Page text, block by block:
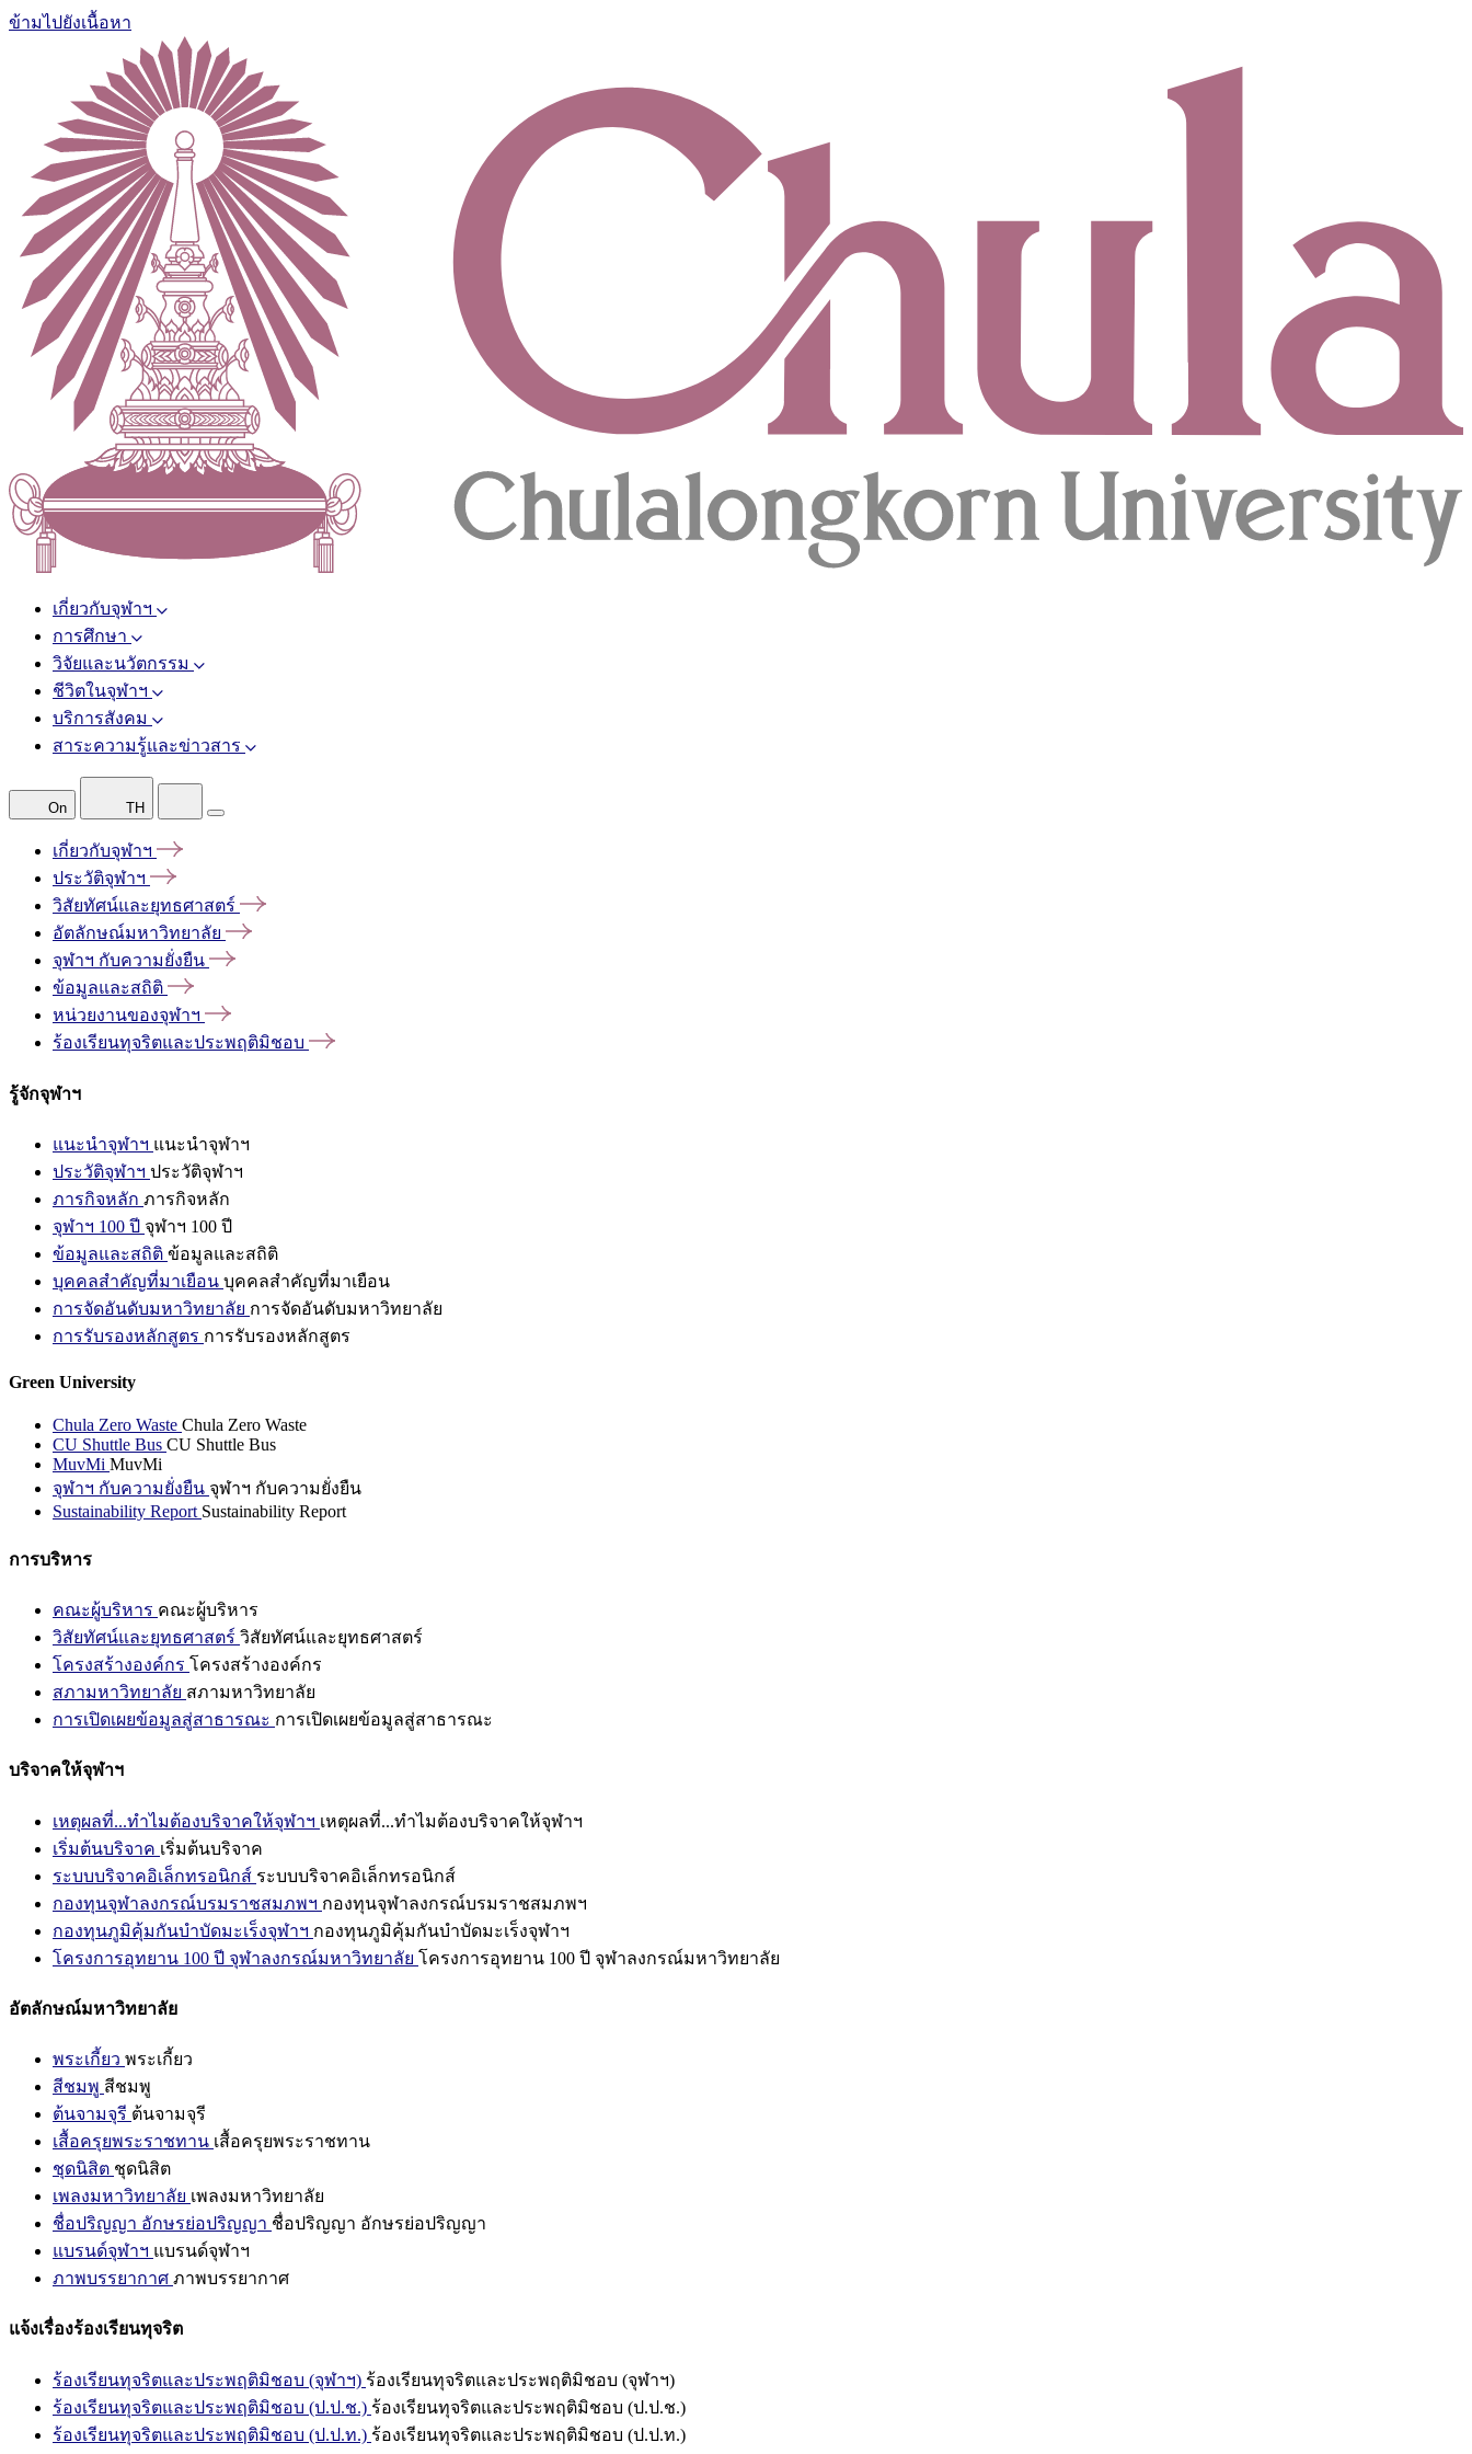
ข้ามไปยังเนื้อหา
เกี่ยวกับจุฬาฯ
การศึกษา
วิจัยและนวัตกรรม
ชีวิตในจุฬาฯ
บริการสังคม
สาระความรู้และข่าวสาร
On TH
เกี่ยวกับจุฬาฯ
ประวัติจุฬาฯ
วิสัยทัศน์และยุทธศาสตร์
อัตลักษณ์มหาวิทยาลัย
จุฬาฯ กับความยั่งยืน
ข้อมูลและสถิติ
หน่วยงานของจุฬาฯ
ร้องเรียนทุจริตและประพฤติมิชอบ
รู้จักจุฬาฯ
แนะนำจุฬาฯ แนะนำจุฬาฯ
ประวัติจุฬาฯ ประวัติจุฬาฯ
ภารกิจหลัก ภารกิจหลัก
จุฬาฯ 100 ปี จุฬาฯ 100 ปี
ข้อมูลและสถิติ ข้อมูลและสถิติ
บุคคลสำคัญที่มาเยือน บุคคลสำคัญที่มาเยือน
การจัดอันดับมหาวิทยาลัย การจัดอันดับมหาวิทยาลัย
การรับรองหลักสูตร การรับรองหลักสูตร
Green University
Chula Zero Waste Chula Zero Waste
CU Shuttle Bus CU Shuttle Bus
MuvMi MuvMi
จุฬาฯ กับความยั่งยืน จุฬาฯ กับความยั่งยืน
Sustainability Report Sustainability Report
การบริหาร
คณะผู้บริหาร คณะผู้บริหาร
วิสัยทัศน์และยุทธศาสตร์ วิสัยทัศน์และยุทธศาสตร์
โครงสร้างองค์กร โครงสร้างองค์กร
สภามหาวิทยาลัย สภามหาวิทยาลัย
การเปิดเผยข้อมูลสู่สาธารณะ การเปิดเผยข้อมูลสู่สาธารณะ
บริจาคให้จุฬาฯ
เหตุผลที่...ทำไมต้องบริจาคให้จุฬาฯ เหตุผลที่...ทำไมต้องบริจาคให้จุฬาฯ
เริ่มต้นบริจาค เริ่มต้นบริจาค
ระบบบริจาคอิเล็กทรอนิกส์ ระบบบริจาคอิเล็กทรอนิกส์
กองทุนจุฬาลงกรณ์บรมราชสมภพฯ กองทุนจุฬาลงกรณ์บรมราชสมภพฯ
กองทุนภูมิคุ้มกันบำบัดมะเร็งจุฬาฯ กองทุนภูมิคุ้มกันบำบัดมะเร็งจุฬาฯ
โครงการอุทยาน 100 ปี จุฬาลงกรณ์มหาวิทยาลัย โครงการอุทยาน 100 ปี จุฬาลงกรณ์มหาวิทยาลัย
อัตลักษณ์มหาวิทยาลัย
พระเกี้ยว พระเกี้ยว
สีชมพู สีชมพู
ต้นจามจุรี ต้นจามจุรี
เสื้อครุยพระราชทาน เสื้อครุยพระราชทาน
ชุดนิสิต ชุดนิสิต
เพลงมหาวิทยาลัย เพลงมหาวิทยาลัย
ชื่อปริญญา อักษรย่อปริญญา ชื่อปริญญา อักษรย่อปริญญา
แบรนด์จุฬาฯ แบรนด์จุฬาฯ
ภาพบรรยากาศ ภาพบรรยากาศ
แจ้งเรื่องร้องเรียนทุจริต
ร้องเรียนทุจริตและประพฤติมิชอบ (จุฬาฯ) ร้องเรียนทุจริตและประพฤติมิชอบ (จุฬาฯ)
ร้องเรียนทุจริตและประพฤติมิชอบ (ป.ป.ช.) ร้องเรียนทุจริตและประพฤติมิชอบ (ป.ป.ช.)
ร้องเรียนทุจริตและประพฤติมิชอบ (ป.ป.ท.) ร้องเรียนทุจริตและประพฤติมิชอบ (ป.ป.ท.)